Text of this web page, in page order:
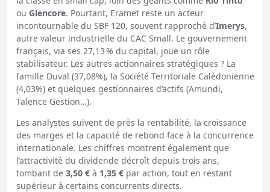
ou Glencore. Pourtant, Eramet reste un acteur
incontournable du SBF 120, souvent rapproché d’Imerys,
autre valeur industrielle du CAC Small. Le gouvernement
français, via ses 27,13 % du capital, joue un rôle
stabilisateur. Les autres actionnaires stratégiques ? La
famille Duval (37,08%), la Société Territoriale Calédonienne
(4,03%) et quelques gestionnaires d’actifs (Amundi,
Talence Gestion…).
Les analystes suivent de près la rentabilité, la croissance
des marges et la capacité de rebond face à la concurrence
internationale. Les chiffres montrent également que
l’attractivité du dividende décroît depuis trois ans,
tombant de 3,50 €à 1,35 €par action, tout en restant
supérieur à certains concurrents directs.